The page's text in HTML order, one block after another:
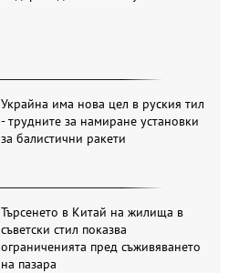
Украйна има нова цел в руския тил
- трудните за намиране установки
за балистични ракети
Търсенето в Китай на жилища в
съветски стил показва
ограниченията пред съживяването
на пазара